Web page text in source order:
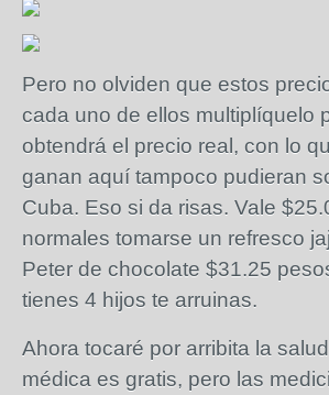
Pero no olviden que estos
cada uno de ellos multiplíquelo
obtendrá el precio real, con lo
ganan aquí tampoco pudieran
Cuba. Eso si da risas. Vale
normales tomarse un refresco
Peter de chocolate $31.25
tienes 4 hijos te arruinas.
Ahora tocaré por arribita la
médica es gratis, pero las